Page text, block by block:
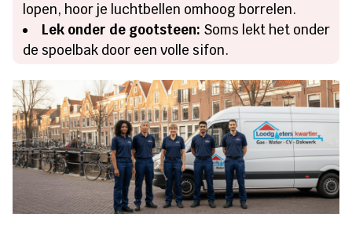
lopen, hoor je luchtbellen omhoog borrelen.
Lek onder de gootsteen: Soms lekt het onder
de spoelbak door een volle sifon.